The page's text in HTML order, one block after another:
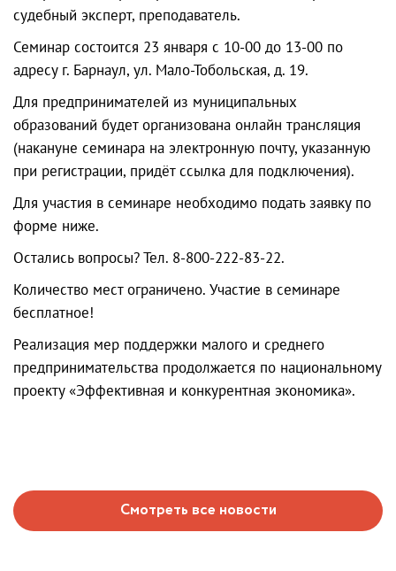
судебный эксперт, преподаватель.
Семинар состоится 23 января с 10-00 до 13-00 по
адресу г. Барнаул, ул. Мало-Тобольская, д. 19.
Для предпринимателей из муниципальных
образований будет организована онлайн трансляция
(накануне семинара на электронную почту, указанную
при регистрации, придёт ссылка для подключения).
Для участия в семинаре необходимо подать заявку по
форме ниже.
Остались вопросы? Тел. 8-800-222-83-22.
Количество мест ограничено. Участие в семинаре
бесплатное!
Реализация мер поддержки малого и среднего
предпринимательства продолжается по национальному
проекту «Эффективная и конкурентная экономика».
Смотреть все новости